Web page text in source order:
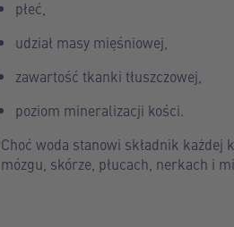
płeć,
udział masy mięśniowej,
zawartość tkanki tłuszczowej,
poziom mineralizacji kości.
Choć woda stanowi składnik
mózgu, skórze, płucach, nerkach i